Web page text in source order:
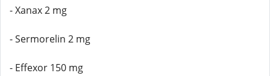
- Xanax 2 mg
- Sermorelin 2 mg
- Effexor 150 mg